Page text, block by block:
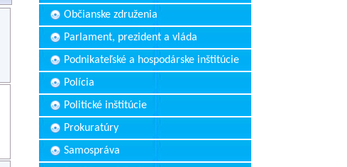
Občianske združenia
Parlament, prezident a vláda
Podnikateľské a hospodárske inštitúcie
Polícia
Politické inštitúcie
Prokuratúry
Samospráva